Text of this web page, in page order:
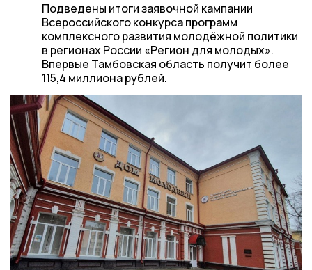
Подведены итоги заявочной кампании
Всероссийского конкурса программ
комплексного развития молодёжной политики
в регионах России «Регион для молодых».
Впервые Тамбовская область получит более
115,4 миллиона рублей.